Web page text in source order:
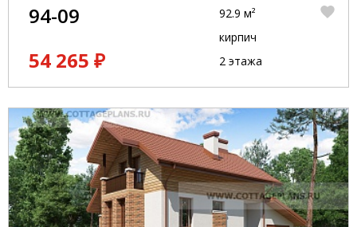
94-09
54 265 ₽
92.9 м²
кирпич
2 этажа